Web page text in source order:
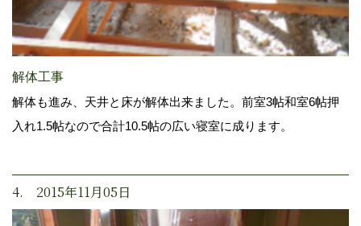
解体工事
解体も進み、天井と床が解体出来ました。前室3帖和室6帖押
入れ1.5帖なので合計10.5帖の広い寝室に成ります。
4. 2015年11月05日